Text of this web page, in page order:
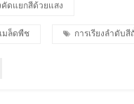
ฑ์โดยตรงที่เสร็จสิ้น ประหยัดเวลาแล
คัดแยกสีด้วยแสง
มล็ดพืช การเรียงลำดับสี